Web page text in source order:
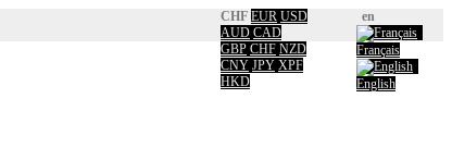
en
Français
English
CHF EUR USD
AUD CAD
GBP CHF NZD
CNY JPY XPF
HKD